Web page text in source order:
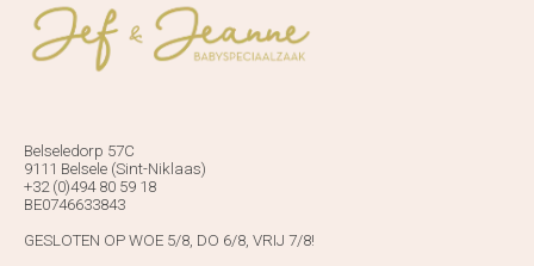
Belseledorp 57C
9111 Belsele (Sint-Niklaas)
+32 (0)494 80 59 18
BE0746633843
GESLOTEN OP WOE 5/8, DO 6/8, VRIJ 7/8!